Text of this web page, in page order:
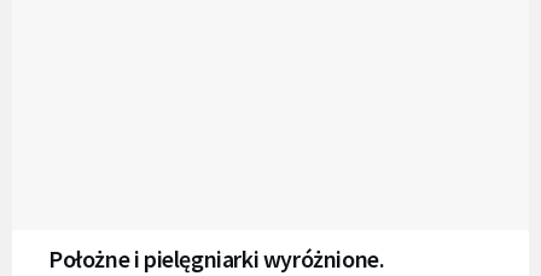
Położne i pielęgniarki wyróżnione.